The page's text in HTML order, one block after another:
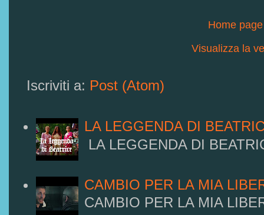
Home page
Visualizza la
Iscriviti a: Post (Atom)
LA LEGGENDA DI
LA LEGGENDA DI
CAMBIO PER LA MIA
CAMBIO PER LA MIA